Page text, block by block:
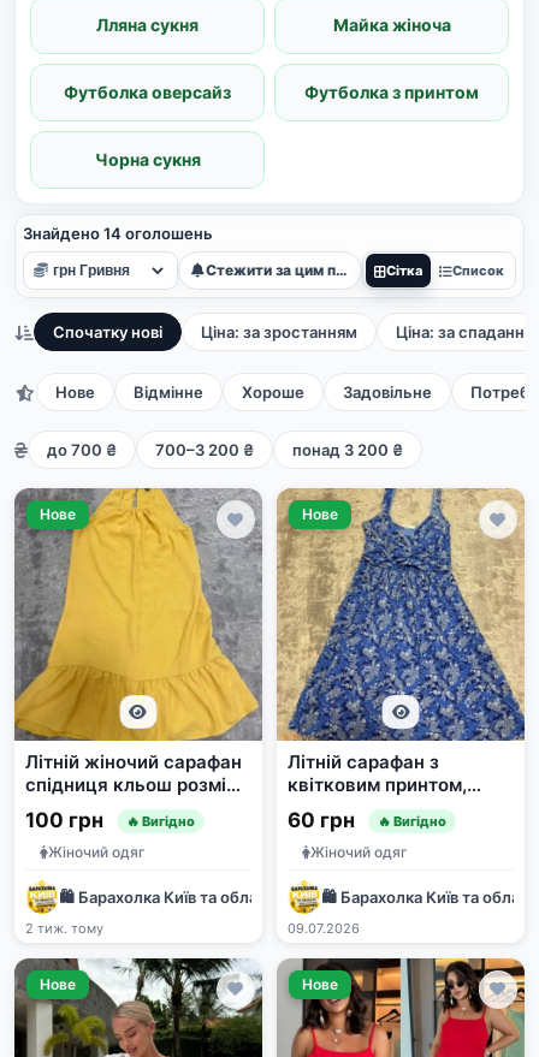
Лляна сукня Майка жіноча
Футболка оверсайз Футболка з принтом
Чорна сукня
Знайдено 14 оголошень
Стежити за цим пошукомСітка Список
Спочатку нові Ціна: за зростанням Ціна: за
Нове Відмінне Хороше Задовільне
до 700 ₴ 700–3 200 ₴ понад 3 200 ₴
Нове
Літній жіночий сарафан
спідниця кльош розмір
XS-S
100 грн 🔥 Вигідно
Жіночий одяг
🛍 Барахолка Київ та область | Дошка оголошень 🇺🇦
2 тиж. тому
Нове
Літній сарафан з
квітковим принтом,
розмір XS
60 грн 🔥 Вигідно
Жіночий одяг
🛍 Барахолка Київ та
09.07.2026
Нове Нове